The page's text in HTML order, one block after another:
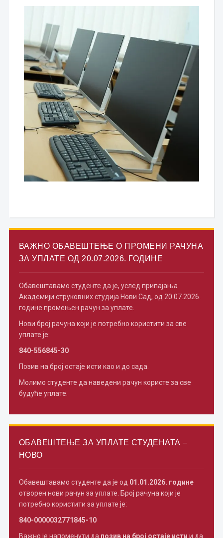
ВАЖНО ОБАВЕШТЕЊЕ О ПРОМЕНИ РАЧУНА
ЗА УПЛАТЕ ОД 20.07.2026. ГОДИНЕ
Обавештавамо студенте да је, услед припајања
Академији струковних студија Нови Сад, од 20.07.2026.
године промењен рачун за уплате.
Нови број рачуна који је потребно користити за све
уплате је:
840-556845-30
Позив на број остаје исти као и до сада.
Молимо студенте да наведени рачун користе за све
будуће уплате.
ОБАВЕШТЕЊЕ ЗА УПЛАТЕ СТУДЕНАТА –
НОВО
Обавештавамо студенте да је од 01.01.2026. године
отворен нови рачун за уплате. Број рачуна који је
потребно користити за уплате је:
840-0000032771845-10
Важно је напоменути да позив на број остаје исти и да